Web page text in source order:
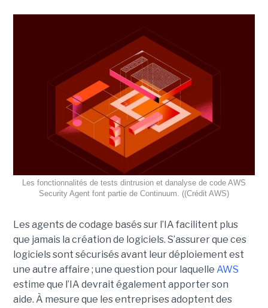
Les fonctionnalités de tests dintrusion et danalyse de code AWS
Security Agent font partie de Continuum. ((Crédit AWS)
Les agents de codage basés sur l’IA facilitent plus
que jamais la création de logiciels. S’assurer que ces
logiciels sont sécurisés avant leur déploiement est
une autre affaire ; une question pour laquelle AWS
estime que l’IA devrait également apporter son
aide. À mesure que les entreprises adoptent des